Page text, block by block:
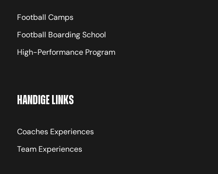
Football Camps
Football Boarding School
High-Performance Program
Handige links
Coaches Experiences
Team Experiences